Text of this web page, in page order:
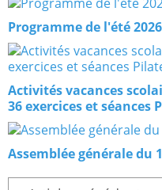
Programme de l'été 2026
Activités vacances
36 exercices et
Assemblée générale du